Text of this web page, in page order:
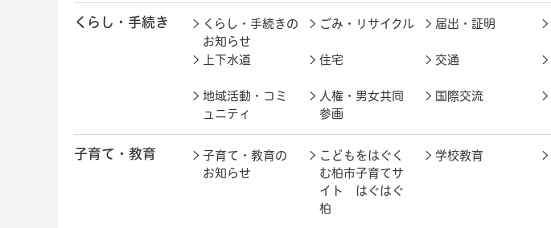
くらし・手続き
くらし・手続きの
お知らせ
ごみ・リサイクル 届出・証明
上下水道 住宅 交通
地域活動・コミ
ュニティ
人権・男女共同
参画
国際交流
子育て・教育
子育て・教育の
お知らせ
こどもをはぐく
む柏市子育てサ
イト はぐはぐ
柏
学校教育